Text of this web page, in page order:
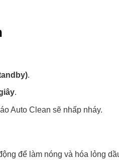
.
.
Auto Clean sẽ nhấp nháy.
để làm nóng và hóa lỏng